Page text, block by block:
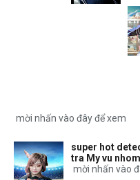
mời nhấn vào đây để xem
super hot
tra My vu
mời nhấn vào